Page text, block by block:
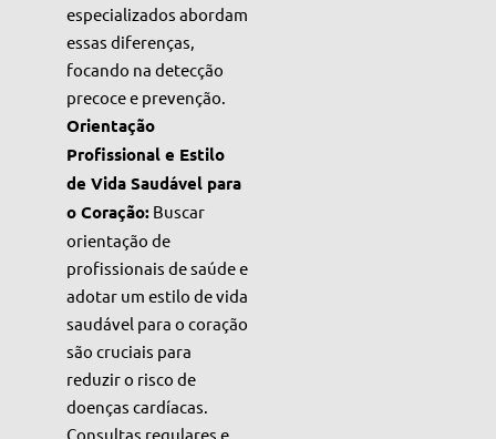
especializados abordam
essas diferenças,
focando na detecção
precoce e prevenção.
Orientação
Profissional e Estilo
de Vida Saudável para
o Coração: Buscar
orientação de
profissionais de saúde e
adotar um estilo de vida
saudável para o coração
são cruciais para
reduzir o risco de
doenças cardíacas.
Consultas regulares e